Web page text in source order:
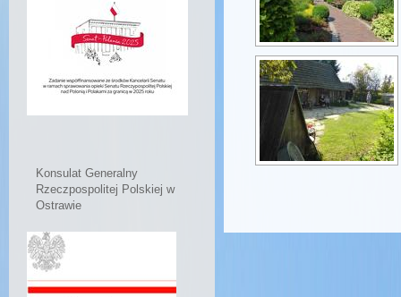
Konsulat Generalny
Rzeczpospolitej Polskiej w
Ostrawie